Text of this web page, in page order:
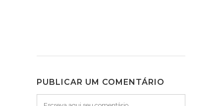
PUBLICAR UM COMENTÁRIO